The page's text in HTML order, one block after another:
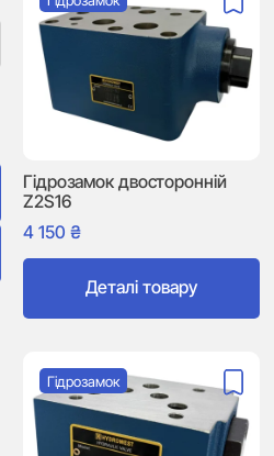
Гідрозамок двосторонній
Z2S16
4 150 ₴
Деталі товару
Гідрозамок